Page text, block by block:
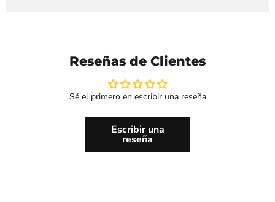
Reseñas de Clientes
Sé el primero en escribir una reseña
Escribir una
reseña